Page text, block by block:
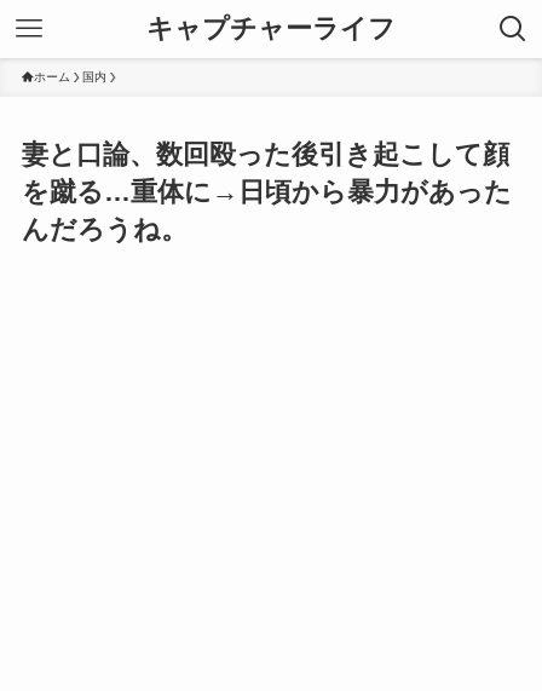
キャプチャーライフ
ホーム 国内
妻と口論、数回殴った後引き起こして顔
を蹴る…重体に→日頃から暴力があった
んだろうね。